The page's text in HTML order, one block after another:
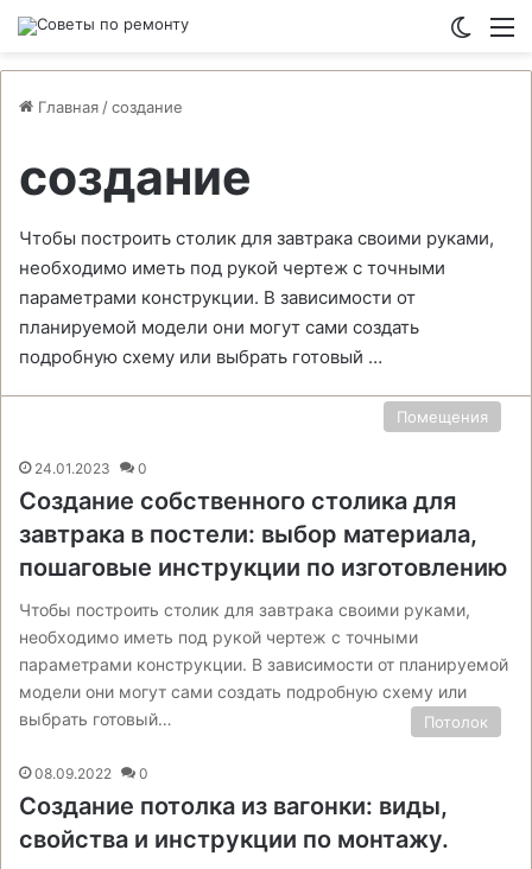
Главная /создание
создание
Чтобы построить столик для завтрака своими руками,
необходимо иметь под рукой чертеж с точными
параметрами конструкции. В зависимости от
планируемой модели они могут сами создать
подробную схему или выбрать готовый …
Помещения
24.01.2023 0
Создание собственного столика для
завтрака в постели: выбор материала,
пошаговые инструкции по изготовлению
Чтобы построить столик для завтрака своими руками,
необходимо иметь под рукой чертеж с точными
параметрами конструкции. В зависимости от планируемой
модели они могут сами создать подробную схему или
выбрать готовый…
Потолок
08.09.2022 0
Создание потолка из вагонки: виды,
свойства и инструкции по монтажу.